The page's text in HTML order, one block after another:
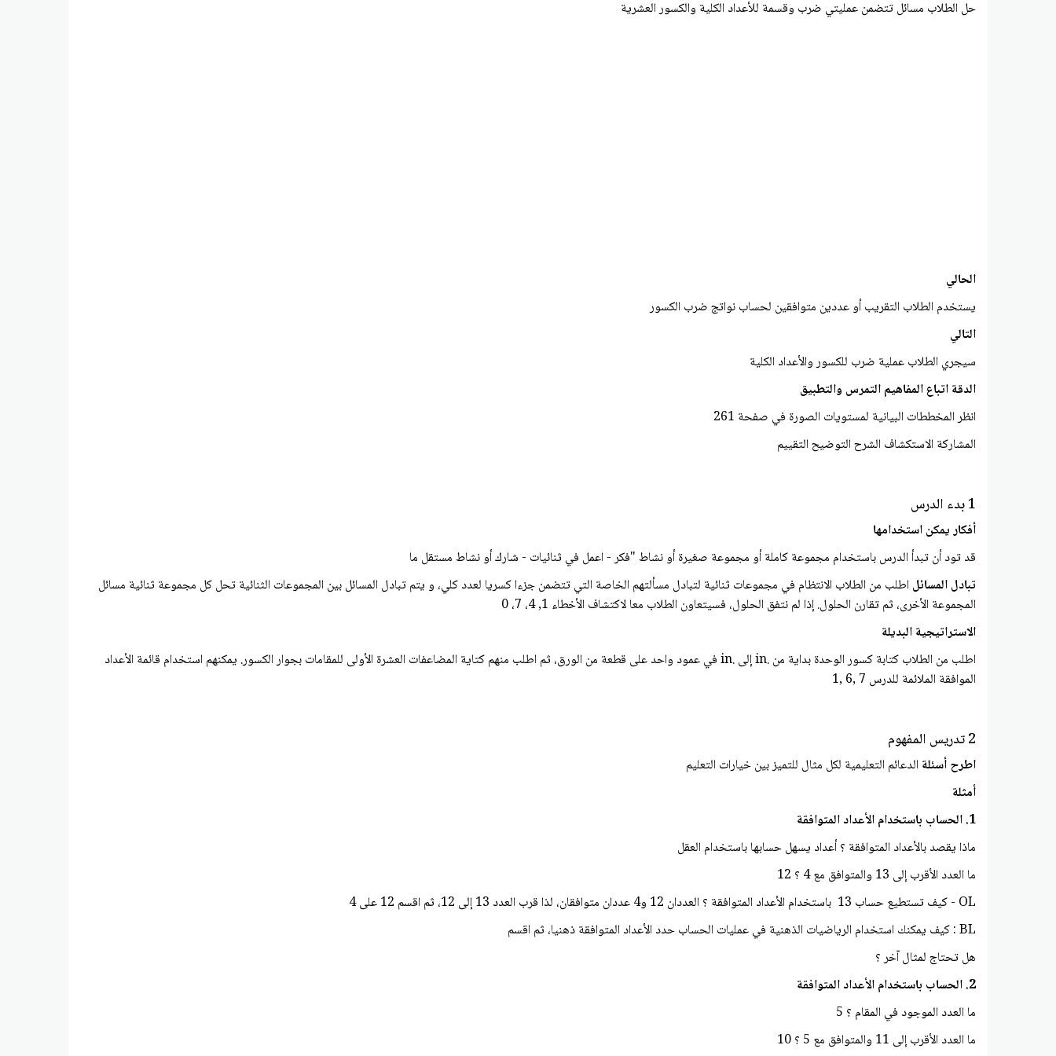
حل الطلاب مسائل تتضمن عمليتي ضرب وقسمة للأعداد الكلية والكسور العشرية
الحالي
يستخدم الطلاب التقريب أو عددين متوافقين لحساب نواتج ضرب الكسور
التالي
سيجري الطلاب عملية ضرب للكسور والأعداد الكلية
الدقة اتباع المفاهيم التمرس والتطبيق
انظر المخططات البيانية لمستويات الصورة في صفحة 261
المشاركة الاستكشاف الشرح التوضيح التقييم
1 بدء الدرس
أفكار يمكن استخدامها
قد تود أن تبدأ الدرس باستخدام مجموعة كاملة أو مجموعة صغيرة أو نشاط "فكر - اعمل في ثنائيات - شارك أو نشاط مستقل ما
تبادل المسائل اطلب من الطلاب الانتظام في مجموعات ثنائية لتبادل مسألتهم الخاصة التي تتضمن جزءا کسريا لعدد كلي، و يتم تبادل المسائل بين المجموعات الثنائية تحل كل مجموعة ثنائية مسائل
المجموعة الأخرى، ثم تقارن الحلول. إذا لم نتفق الحلول، فسيتعاون الطلاب معا لاكتشاف الأخطاء 1, 4، 7، 0
الاستراتيجية البديلة
اطلب من الطلاب كتابة كسور الوحدة بداية من .in إلى .in في عمود واحد على قطعة من الورق، ثم اطلب منهم كتاية المضاعفات العشرة الأولى للمقامات بجوار الكسور. يمكنهم استخدام قائمة الأعداد
الموافقة الملائمة للدرس 7 ,6 ,1
2 تدريس المفهوم
اطرح أسئلة الدعائم التعليمية لكل مثال للتميز بين خيارات التعليم
أمثلة
1. الحساب باستخدام الأعداد المتوافقة
ماذا يقصد بالأعداد المتوافقة ؟ أعداد يسهل حسابها باستخدام العقل
ما العدد الأقرب إلى 13 والمتوافق مع 4 ؟ 12
OL - كيف تستطيع حساب 13 باستخدام الأعداد المتوافقة ؟ العددان 12 و4 عددان متوافقان، لذا قرب العدد 13 إلى 12، ثم اقسم 12 على 4
BL : كيف يمكنك استخدام الرياضيات الذهنية في عمليات الحساب حدد الأعداد المتوافقة ذهنيا، ثم اقسم
هل تحتاج لمثال آخر ؟
2. الحساب باستخدام الأعداد المتوافقة
ما العدد الموجود في المقام ؟ 5
ما العدد الأقرب إلى 11 والمتوافق مع 5 ؟ 10